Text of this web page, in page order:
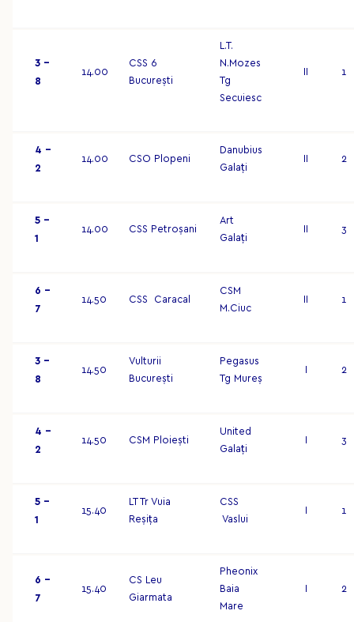
3 –
8
14.00
CSS 6
București
L.T.
N.Mozes
Tg
Secuiesc
1
4 –
2
14.00 CSO Plopeni
Danubius
Galați
2
5 –
1
14.00 CSS Petroșani
Art
Galați
3
6 –
7
14.50 CSS Caracal
CSM
M.Ciuc
1
3 –
8
14.50
Vulturii
București
Pegasus
Tg Mureș
2
4 –
2
14.50 CSM Ploiești
United
Galați
3
5 –
1
15.40
LT Tr Vuia
Reșița
CSS
Vaslui
1
6 –
7
15.40
CS Leu
Giarmata
Pheonix
Baia
Mare
2